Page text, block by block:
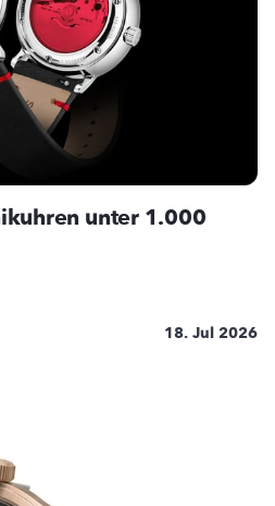
unter 1.000
18. Jul 2026